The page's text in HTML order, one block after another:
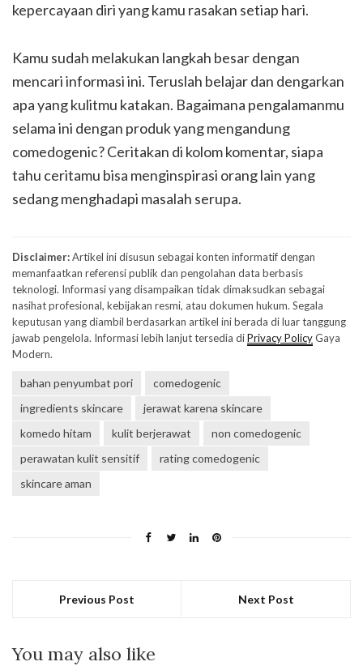
kepercayaan diri yang kamu rasakan setiap hari.
Kamu sudah melakukan langkah besar dengan
mencari informasi ini. Teruslah belajar dan dengarkan
apa yang kulitmu katakan. Bagaimana pengalamanmu
selama ini dengan produk yang mengandung
comedogenic? Ceritakan di kolom komentar, siapa
tahu ceritamu bisa menginspirasi orang lain yang
sedang menghadapi masalah serupa.
Disclaimer:Artikel ini disusun sebagai konten informatif dengan
memanfaatkan referensi publik dan pengolahan data berbasis
teknologi. Informasi yang disampaikan tidak dimaksudkan sebagai
nasihat profesional, kebijakan resmi, atau dokumen hukum. Segala
keputusan yang diambil berdasarkan artikel ini berada di luar tanggung
jawab pengelola. Informasi lebih lanjut tersedia diPrivacy PolicyGaya
Modern.
bahan penyumbat pori
comedogenic
ingredients skincare
jerawat karena skincare
komedo hitam
kulit berjerawat
non comedogenic
perawatan kulit sensitif
rating comedogenic
skincare aman
Previous Post Next Post
You may also like